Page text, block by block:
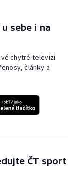
sebe i na
chytré televizi
články a
ČT sport